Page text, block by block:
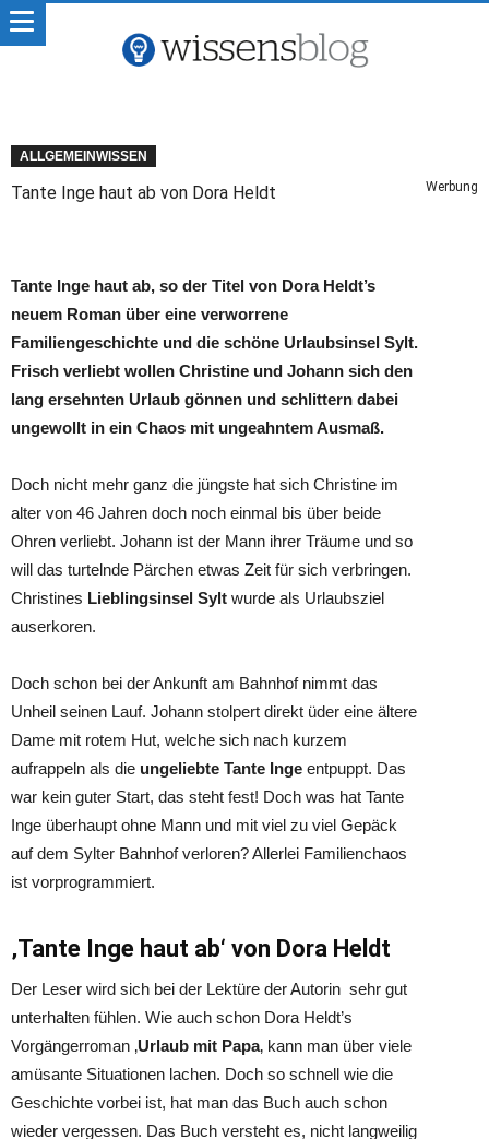
ALLGEMEINWISSEN
Tante Inge haut ab von Dora Heldt Werbung
Tante Inge haut ab, so der Titel von Dora Heldt’s
neuem Roman über eine verworrene
Familiengeschichte und die schöne Urlaubsinsel Sylt.
Frisch verliebt wollen Christine und Johann sich den
lang ersehnten Urlaub gönnen und schlittern dabei
ungewollt in ein Chaos mit ungeahntem Ausmaß.
Doch nicht mehr ganz die jüngste hat sich Christine im
alter von 46 Jahren doch noch einmal bis über beide
Ohren verliebt. Johann ist der Mann ihrer Träume und so
will das turtelnde Pärchen etwas Zeit für sich verbringen.
Christines Lieblingsinsel Sylt wurde als Urlaubsziel
auserkoren.
Doch schon bei der Ankunft am Bahnhof nimmt das
Unheil seinen Lauf. Johann stolpert direkt üder eine ältere
Dame mit rotem Hut, welche sich nach kurzem
aufrappeln als die ungeliebte Tante Inge entpuppt. Das
war kein guter Start, das steht fest! Doch was hat Tante
Inge überhaupt ohne Mann und mit viel zu viel Gepäck
auf dem Sylter Bahnhof verloren? Allerlei Familienchaos
ist vorprogrammiert.
‚Tante Inge haut ab‘ von Dora Heldt
Der Leser wird sich bei der Lektüre der Autorin sehr gut
unterhalten fühlen. Wie auch schon Dora Heldt’s
Vorgängerroman ‚Urlaub mit Papa‚ kann man über viele
amüsante Situationen lachen. Doch so schnell wie die
Geschichte vorbei ist, hat man das Buch auch schon
wieder vergessen. Das Buch versteht es, nicht langweilig